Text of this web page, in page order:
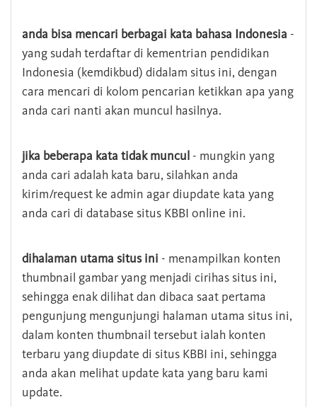
anda bisa mencari berbagai kata bahasa Indonesia -
yang sudah terdaftar di kementrian pendidikan
Indonesia (kemdikbud) didalam situs ini, dengan
cara mencari di kolom pencarian ketikkan apa yang
anda cari nanti akan muncul hasilnya.
jika beberapa kata tidak muncul - mungkin yang
anda cari adalah kata baru, silahkan anda
kirim/request ke admin agar diupdate kata yang
anda cari di database situs KBBI online ini.
dihalaman utama situs ini - menampilkan konten
thumbnail gambar yang menjadi cirihas situs ini,
sehingga enak dilihat dan dibaca saat pertama
pengunjung mengunjungi halaman utama situs ini,
dalam konten thumbnail tersebut ialah konten
terbaru yang diupdate di situs KBBI ini, sehingga
anda akan melihat update kata yang baru kami
update.